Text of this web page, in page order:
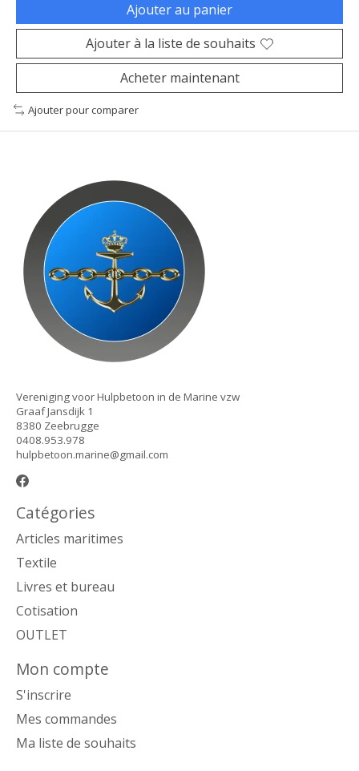
Ajouter au panier
Ajouter à la liste de souhaits
Acheter maintenant
Ajouter pour comparer
Vereniging voor Hulpbetoon in de Marine vzw
Graaf Jansdijk 1
8380 Zeebrugge
0408.953.978
hulpbetoon.marine@gmail.com
Catégories
Articles maritimes
Textile
Livres et bureau
Cotisation
OUTLET
Mon compte
S'inscrire
Mes commandes
Ma liste de souhaits